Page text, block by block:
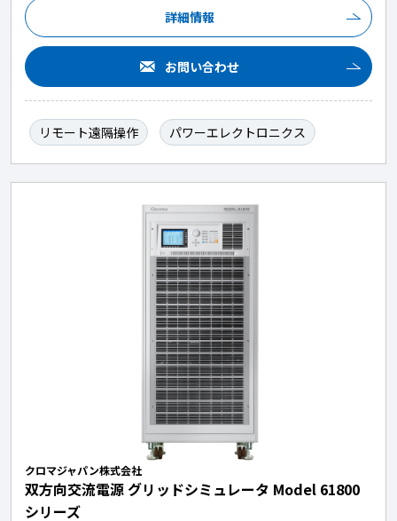
詳細情報
お問い合わせ
リモート遠隔操作 パワーエレクトロニクス
クロマジャパン株式会社
双方向交流電源 グリッドシミュレータ Model 61800
シリーズ